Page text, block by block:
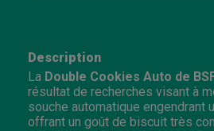
Description
La Double Cookies Auto de
résultat de recherches visant à
souche automatique engendrant
offrant un goût de biscuit très